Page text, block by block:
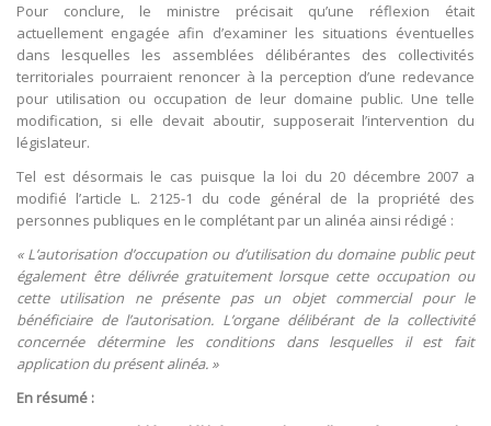
Pour conclure, le ministre précisait qu’une réflexion était
actuellement engagée afin d’examiner les situations éventuelles
dans lesquelles les assemblées délibérantes des collectivités
territoriales pourraient renoncer à la perception d’une redevance
pour utilisation ou occupation de leur domaine public. Une telle
modification, si elle devait aboutir, supposerait l’intervention du
législateur.
Tel est désormais le cas puisque la loi du 20 décembre 2007 a
modifié l’article L. 2125-1 du code général de la propriété des
personnes publiques en le complétant par un alinéa ainsi rédigé :
« L’autorisation d’occupation ou d’utilisation du domaine public peut
également être délivrée gratuitement lorsque cette occupation ou
cette utilisation ne présente pas un objet commercial pour le
bénéficiaire de l’autorisation. L’organe délibérant de la collectivité
concernée détermine les conditions dans lesquelles il est fait
application du présent alinéa. »
En résumé :